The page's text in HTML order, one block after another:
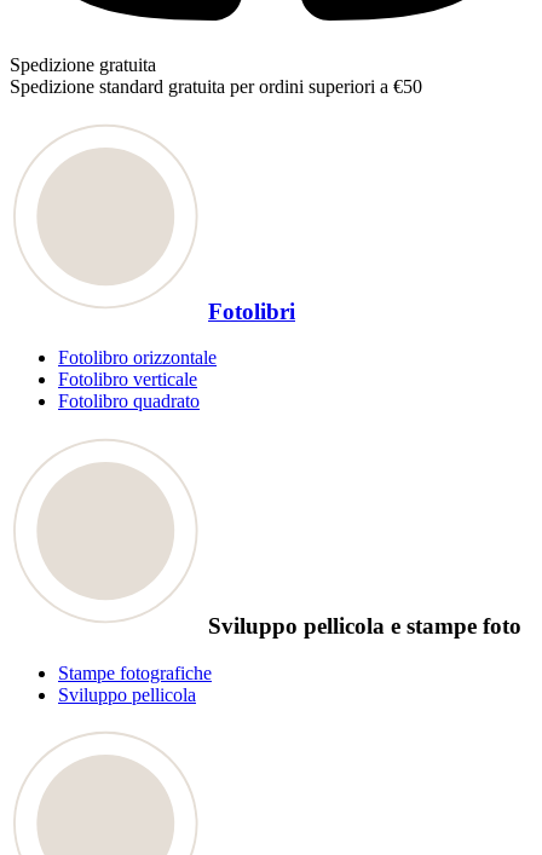
Spedizione gratuita
Spedizione standard gratuita per ordini superiori a €50
Fotolibri
Fotolibro orizzontale
Fotolibro verticale
Fotolibro quadrato
Sviluppo pellicola e stampe foto
Stampe fotografiche
Sviluppo pellicola